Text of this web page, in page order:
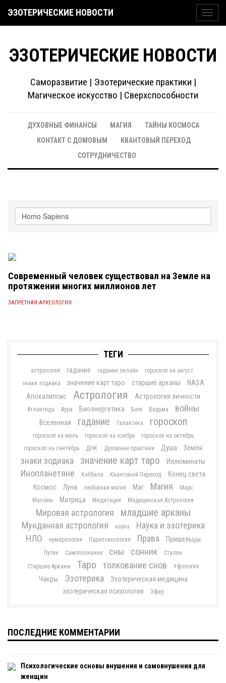
ЭЗОТЕРИЧЕСКИЕ НОВОСТИ
ЭЗОТЕРИЧЕСКИЕ НОВОСТИ
Саморазвитие | Эзотерические практики |
Магическое искусство | Сверхспособности
ДУХОВНЫЕ ФИНАНСЫ МАГИЯ
ТАЙНЫ КОСМОСА
КОНТАКТ С ДОМОВЫМ
КВАНТОВЫЙ ПЕРЕХОД
СОТРУДНИЧЕСТВО
Современный человек су­ществовал на Земле на
протяжении многих миллионов лет
ЗАПРЕТНАЯ АРХЕОЛОГИЯ
ТЕГИ
астрология гадание гадание онлайн
гороскоп на август
знаки зодиака
значение карт таро старшие арканы
NASA
Апокалипсис
Астрология Астрология личности
Атлантида Аура Биоэнергетика Боги Ведьма войны
Вселенная гадание Галактика гороскоп
гороскоп на июль гороскоп на ноябрь
гороскоп на октябрь
гороскоп на сентябрь
ДНК Духовные практики Душа Земля
знаки зодиака значение карт таро Иллюминаты
Инопланетяне Каббала Квантовый Переход
Конец света
Космос
Луна любовная магия Маг Магия
Марс
Масоны
Матрица Медитация Медицинская Астрология
Мировая астрология младшие арканы
Мунданная астрология наука
Наука и эзотерика
НЛО
нумерология Парапсихология Права Пришельцы
Путин Самопознание сны сонник
Сталин
Старшие Арканы
Таро толкование снов Уфология
Чакры Эзотерика
Эзотерическая медицина
эзотерическая психология
Эфир
ПОСЛЕДНИЕ КОММЕНТАРИИ
Психологические основы внушения и самовнушения для
женщин